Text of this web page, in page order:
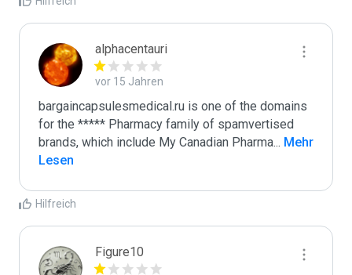
alphacentauri
vor 15 Jahren
bargaincapsulesmedical.ru is one of the domains
for the ***** Pharmacy family of spamvertised
brands, which include My Canadian Pharma... Mehr
Lesen
Hilfreich
Figure10